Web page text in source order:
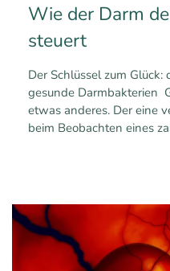
Wie der Darm
steuert
Der Schlüssel zum
gesunde Darmbakterien
etwas anderes. Der eine
beim Beobachten eines